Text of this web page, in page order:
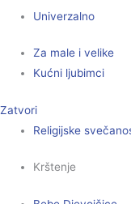
Univerzalno
Za male i velike
Kućni ljubimci
Zatvori
Religijske
Krštenje